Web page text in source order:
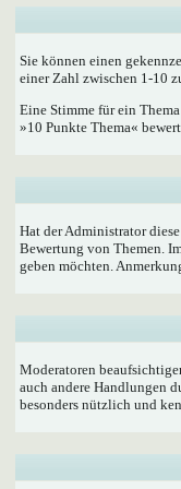
Sie können einen
einer Zahl zwischen 1-10
Eine Stimme für ein
»10 Punkte Thema«
Hat der Administrator
Bewertung von Themen.
geben möchten.
Moderatoren
auch andere Handlungen
besonders nützlich und